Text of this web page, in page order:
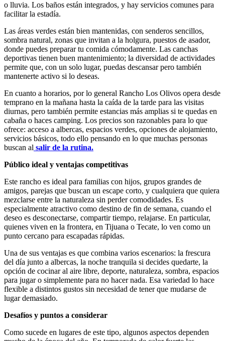
o lluvia. Los baños están integrados, y hay servicios comunes para
facilitar la estadía.
Las áreas verdes están bien mantenidas, con senderos sencillos,
sombra natural, zonas que invitan a la holgura, puestos de asador,
donde puedes preparar tu comida cómodamente. Las canchas
deportivas tienen buen mantenimiento; la diversidad de actividades
permite que, con un solo lugar, puedas descansar pero también
mantenerte activo si lo deseas.
En cuanto a horarios, por lo general Rancho Los Olivos opera desde
temprano en la mañana hasta la caída de la tarde para las visitas
diurnas, pero también permite estancias más amplias si te quedas en
cabaña o haces camping. Los precios son razonables para lo que
ofrece: acceso a albercas, espacios verdes, opciones de alojamiento,
servicios básicos, todo ello pensando en lo que muchas personas
buscan al salir de la rutina.
Público ideal y ventajas competitivas
Este rancho es ideal para familias con hijos, grupos grandes de
amigos, parejas que buscan un escape corto, y cualquiera que quiera
mezclarse entre la naturaleza sin perder comodidades. Es
especialmente atractivo como destino de fin de semana, cuando el
deseo es desconectarse, compartir tiempo, relajarse. En particular,
quienes viven en la frontera, en Tijuana o Tecate, lo ven como un
punto cercano para escapadas rápidas.
Una de sus ventajas es que combina varios escenarios: la frescura
del día junto a albercas, la noche tranquila si decides quedarte, la
opción de cocinar al aire libre, deporte, naturaleza, sombra, espacios
para jugar o simplemente para no hacer nada. Esa variedad lo hace
flexible a distintos gustos sin necesidad de tener que mudarse de
lugar demasiado.
Desafíos y puntos a considerar
Como sucede en lugares de este tipo, algunos aspectos dependen